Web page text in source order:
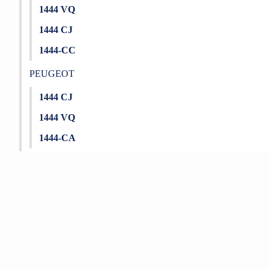
1444 VQ
1444 CJ
1444-CC
PEUGEOT
1444 CJ
1444 VQ
1444-CA